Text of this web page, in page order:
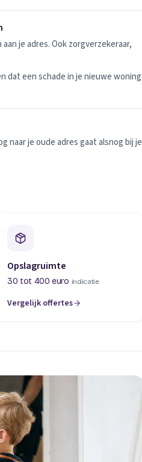
je adres. Ook zorgverzekeraar,
dat een schade in je nieuwe woning
naar je oude adres gaat alsnog bij je
Opslagruimte
30 tot 400 euro indicatie
Vergelijk offertes
(opent in een nieuw tabblad)